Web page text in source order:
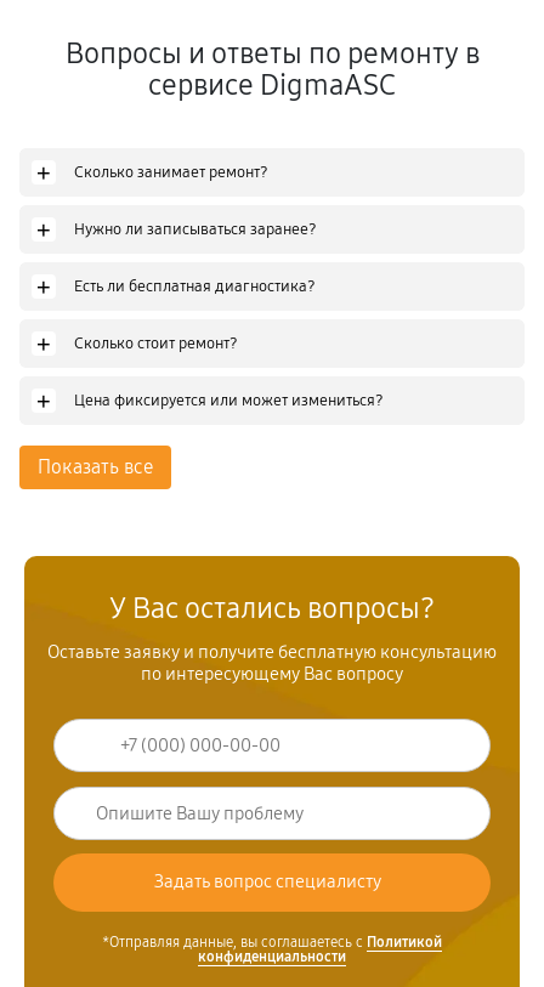
Вопросы и ответы по ремонту в
сервисе DigmaASC
+ Сколько занимает ремонт?
+ Нужно ли записываться заранее?
+ Есть ли бесплатная диагностика?
+ Сколько стоит ремонт?
+ Цена фиксируется или может измениться?
Показать все
У Вас остались вопросы?
Оставьте заявку и получите бесплатную консультацию
по интересующему Вас вопросу
*Отправляя данные, вы соглашаетесь с Политикой
конфиденциальности